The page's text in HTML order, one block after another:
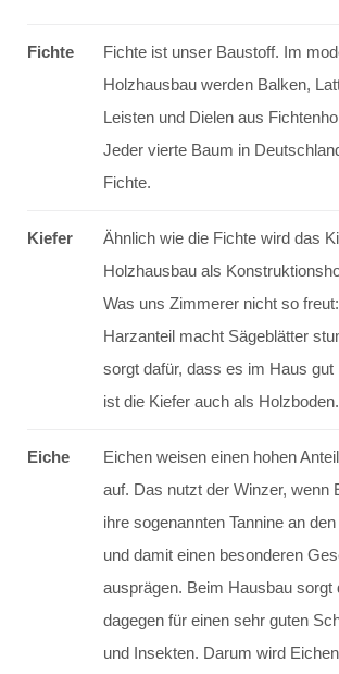
Fichte
Fichte ist unser Baustoff. Im
Holzhausbau werden Balken,
Leisten und Dielen aus
Jeder vierte Baum in
Fichte.
Kiefer
Ähnlich wie die Fichte wird das
Holzhausbau als
Was uns Zimmerer nicht so
Harzanteil macht Sägeblätter
sorgt dafür, dass es im Haus gut
ist die Kiefer auch als Holzboden.
Eiche
Eichen weisen einen hohen
auf. Das nutzt der Winzer, wenn
ihre sogenannten Tannine an
und damit einen besonderen
ausprägen. Beim Hausbau sorgt
dagegen für einen sehr guten
und Insekten. Darum wird